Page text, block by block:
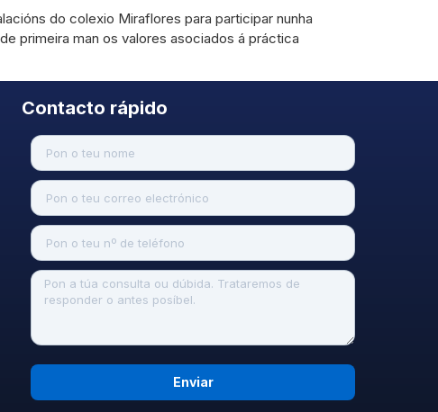
do colexio Miraflores para participar nunha
primeira man os valores asociados á práctica
Contacto rápido
Enviar